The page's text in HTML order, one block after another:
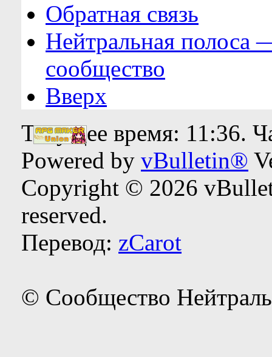
Обратная связь
Нейтральная полоса
сообщество
Вверх
Текущее время: 11:36.
Powered by vBulletin®
Copyright © 2026
reserved.
Перевод: zCarot
© Сообщество